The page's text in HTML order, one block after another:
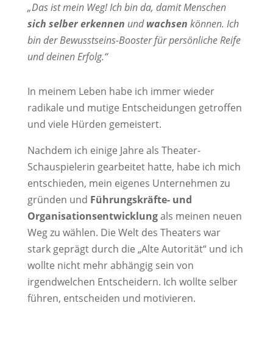
„Das ist mein Weg! Ich bin da, damit Menschen
sich selber erkennen undwachsen können. Ich
bin der Bewusstseins-Booster für persönliche Reife
und deinen Erfolg.“
In meinem Leben habe ich immer wieder
radikale und mutige Entscheidungen getroffen
und viele Hürden gemeistert.
Nachdem ich einige Jahre als Theater-
Schauspielerin gearbeitet hatte, habe ich mich
entschieden, mein eigenes Unternehmen zu
gründen und Führungskräfte- und
Organisationsentwicklungals meinen neuen
Weg zu wählen. Die Welt des Theaters war
stark geprägt durch die „Alte Autorität“ und ich
wollte nicht mehr abhängig sein von
irgendwelchen Entscheidern. Ich wollte selber
führen, entscheiden und motivieren.